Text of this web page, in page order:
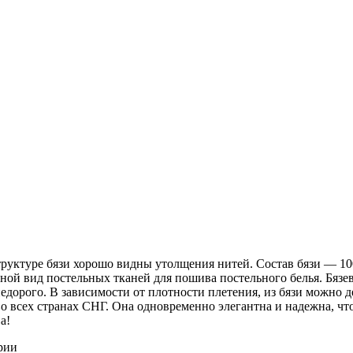
бязи хорошо видны утолщения нитей. Состав бязи ―
вид постельных тканей для пошива постельного белья.
В зависимости от плотности плетения, из бязи можно
странах СНГ. Она одновременно элегантна и надежна,